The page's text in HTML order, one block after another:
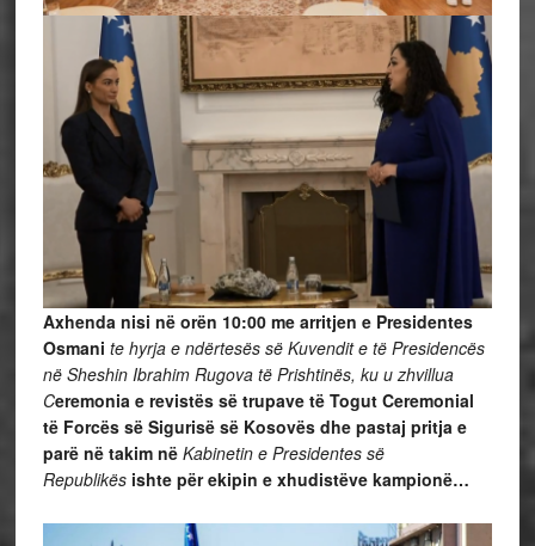
Axhenda nisi në orën 10:00 me arritjen e Presidentes
Osmani te hyrja e ndërtesës së Kuvendit e të Presidencës
në Sheshin Ibrahim Rugova të Prishtinës, ku u zhvillua
Ceremonia e revistës së trupave të Togut Ceremonial
të Forcës së Sigurisë së Kosovës dhe pastaj pritja e
parë në takim në Kabinetin e Presidentes së
Republikësishte për ekipin e xhudistëve kampionë…